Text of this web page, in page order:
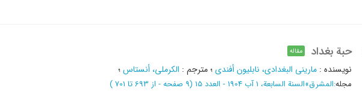
حبة بغداد مقاله
نویسنده : مارینی البغدادی، نابلیون أفندی؛مترجم : الکرملی، أنستاس؛
مجله:المشرق»السنة السابعة، 1 آب 1904 - العدد 15 (‎9 صفحه - از 693 تا 701 )